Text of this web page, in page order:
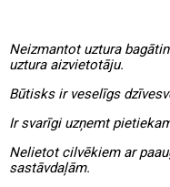
Neizmantot uztura
uztura aizvietotāju.
Būtisks ir veselīgs
Ir svarīgi uzņemt
Nelietot cilvēkiem ar
sastāvdaļām.